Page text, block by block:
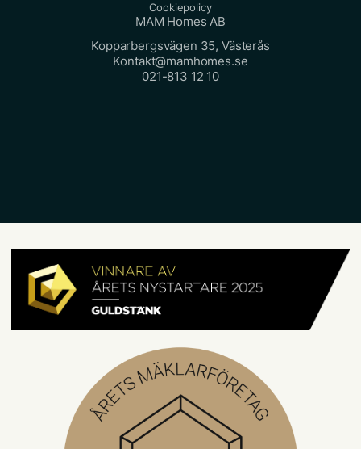
Cookiepolicy
MAM Homes AB
Kopparbergsvägen 35, Västerås
Kontakt@mamhomes.se
021-813 12 10